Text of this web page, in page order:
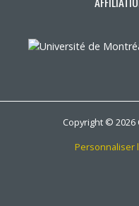
Copyright © 2026
Personnaliser